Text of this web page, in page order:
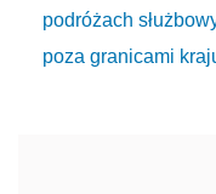
podróżach
poza granicami